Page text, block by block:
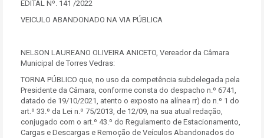
EDITAL Nº. 141 /2022
VEICULO ABANDONADO NA VIA PÚBLICA
NELSON LAUREANO OLIVEIRA ANICETO, Vereador da Câmara
Municipal de Torres Vedras:
TORNA PÚBLICO que, no uso da competência subdelegada pela
Presidente da Câmara, conforme consta do despacho n.º 6741,
datado de 19/10/2021, atento o exposto na alínea rr) do n.º 1 do
art.º 33.º da Lei n.º 75/2013, de 12/09, na sua atual redação,
conjugado com o art.º 43.º do Regulamento de Estacionamento,
Cargas e Descargas e Remoção de Veículos Abandonados do